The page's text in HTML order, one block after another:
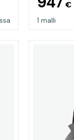
€
1 malli